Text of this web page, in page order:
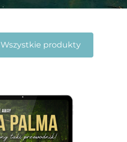
Wszystkie produkty